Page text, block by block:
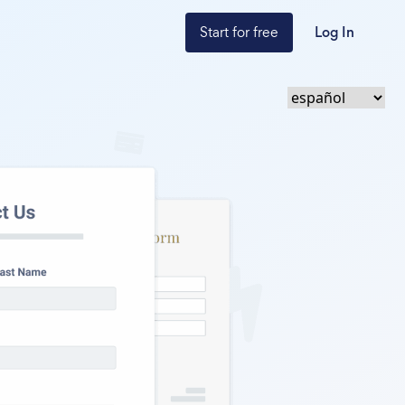
Start for free Log In